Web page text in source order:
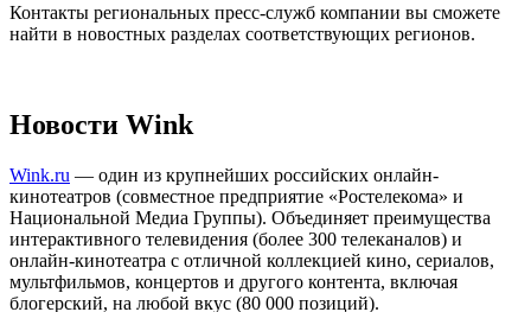
Контакты региональных пресс-служб компании вы сможете
найти в новостных разделах соответствующих регионов.
Новости Wink
Wink.ru — один из крупнейших российских онлайн-
кинотеатров (совместное предприятие «Ростелекома» и
Национальной Медиа Группы). Объединяет преимущества
интерактивного телевидения (более 300 телеканалов) и
онлайн-кинотеатра с отличной коллекцией кино, сериалов,
мультфильмов, концертов и другого контента, включая
блогерский, на любой вкус (80 000 позиций).